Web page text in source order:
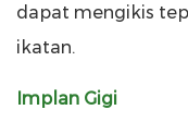
dapat mengikis
ikatan.
Implan Gigi